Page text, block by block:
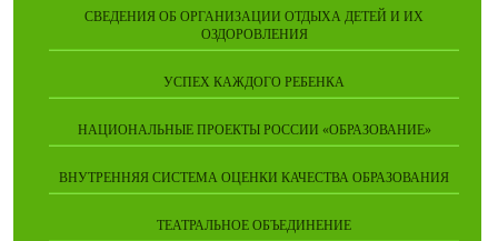
СВЕДЕНИЯ ОБ ОРГАНИЗАЦИИ ОТДЫХА ДЕТЕЙ И ИХ
ОЗДОРОВЛЕНИЯ
УСПЕХ КАЖДОГО РЕБЕНКА
НАЦИОНАЛЬНЫЕ ПРОЕКТЫ РОССИИ «ОБРАЗОВАНИЕ»
ВНУТРЕННЯЯ СИСТЕМА ОЦЕНКИ КАЧЕСТВА ОБРАЗОВАНИЯ
ТЕАТРАЛЬНОЕ ОБЪЕДИНЕНИЕ